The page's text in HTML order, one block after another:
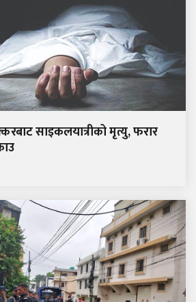
साइकलयात्रीको मृत्यु, फरार